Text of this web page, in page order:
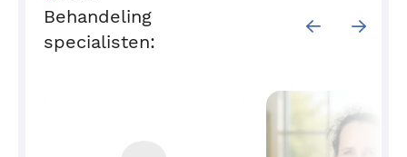
Behandeling
specialisten: